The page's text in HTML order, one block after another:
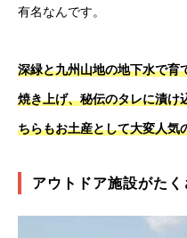
有名なんです。
深緑と九州山地の地下水で育
焼き上げ、秘伝のタレに漬け
ちらもお土産として大変人気
アウトドア施設がたく